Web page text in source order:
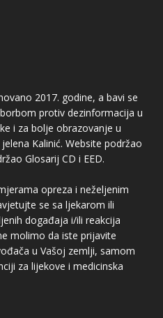
2017. godine, a bavi se
protiv dezinformacija u
i za bolje obrazovanje u
Kalinić. Website podržao
Glosarij CD i EED.
opreza i neželjenim
se sa ljekarom ili
događaja i/ili reakcija
molimo da iste prijavite
u Vašoj zemlji, samom
za lijekove i medicinska